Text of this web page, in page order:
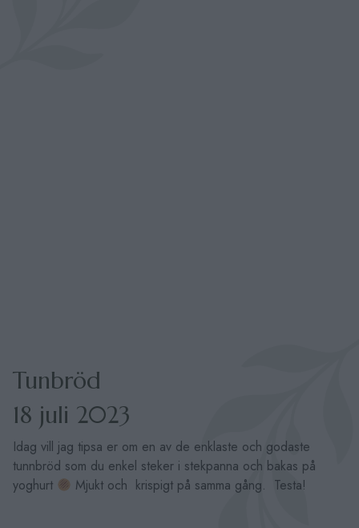
Tunbröd
18 juli 2023
Idag vill jag tipsa er om en av de enklaste och godaste
tunnbröd som du enkel steker i stekpanna och bakas på
yoghurt
Mjukt och krispigt på samma gång. Testa!